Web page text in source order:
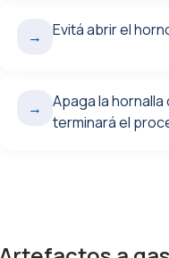
→ Evitá abrir el
→
Apaga la
terminará el